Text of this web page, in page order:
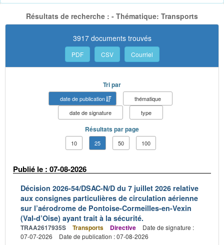
Résultats de recherche : - Thématique: Transports
3917 documents trouvés
PDF CSV Courriel
Tri par
date de publication
thématique
date de signature
type
Résultats par page
10 25 50 100
Publié le : 07-08-2026
Décision 2026-54/DSAC-N/D du 7 juillet 2026 relative
aux consignes particulières de circulation aérienne
sur l’aérodrome de Pontoise-Cormeilles-en-Vexin
(Val-d’Oise) ayant trait à la sécurité.
TRAA2617935S Transports Directive
Date de signature :
07-07-2026
Date de publication : 07-08-2026